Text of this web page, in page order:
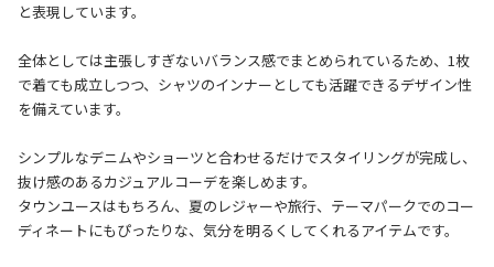
と表現しています。
全体としては主張しすぎないバランス感でまとめられているため、1枚
で着ても成立しつつ、シャツのインナーとしても活躍できるデザイン性
を備えています。
シンプルなデニムやショーツと合わせるだけでスタイリングが完成し、
抜け感のあるカジュアルコーデを楽しめます。
タウンユースはもちろん、夏のレジャーや旅行、テーマパークでのコー